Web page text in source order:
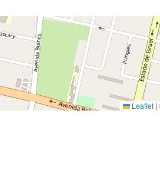
Leaflet |